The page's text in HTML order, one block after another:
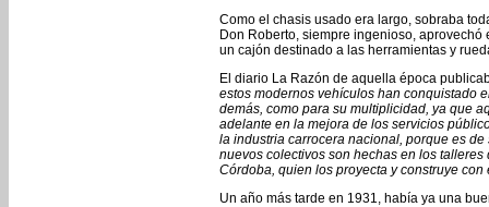
Como el chasis usado era largo, sobraba
Don Roberto, siempre ingenioso,
un cajón destinado a las herramientas y
El diario La Razón de aquella época
estos modernos vehículos han conquistado
demás, como para su multiplicidad, ya que
adelante en la mejora de los servicios
la industria carrocera nacional, porque es
nuevos colectivos son hechas en los
Córdoba, quien los proyecta y construye con
Un año más tarde en 1931, había ya una